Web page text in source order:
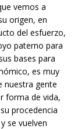
vemos a
origen, en
del esfuerzo,
paterno para
bases para
es muy
nuestra gente
forma de vida,
procedencia
se vuelven